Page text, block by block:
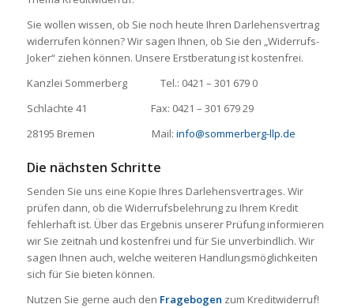
Sie wollen wissen, ob Sie noch heute Ihren Darlehensvertrag
widerrufen können? Wir sagen Ihnen, ob Sie den „Widerrufs-
Joker“ ziehen können. Unsere Erstberatung ist kostenfrei.
Kanzlei Sommerberg Tel.: 0421 – 301 679 0
Schlachte 41 Fax: 0421 – 301 679 29
28195 Bremen Mail: info@sommerberg-llp.de
Die nächsten Schritte
Senden Sie uns eine Kopie Ihres Darlehensvertrages. Wir
prüfen dann, ob die Widerrufsbelehrung zu Ihrem Kredit
fehlerhaft ist. Über das Ergebnis unserer Prüfung informieren
wir Sie zeitnah und kostenfrei und für Sie unverbindlich. Wir
sagen Ihnen auch, welche weiteren Handlungsmöglichkeiten
sich für Sie bieten können.
Nutzen Sie gerne auch den Fragebogen zum Kreditwiderruf!